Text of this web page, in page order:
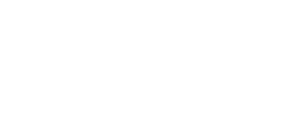
us analyze how the website is used and to offer